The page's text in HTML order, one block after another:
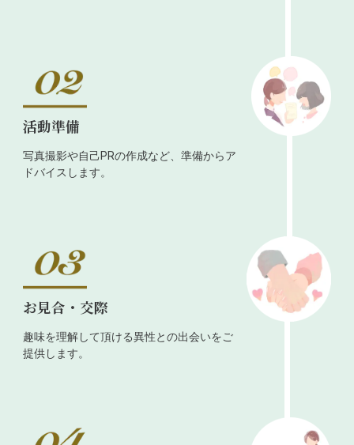
活動準備
写真撮影や自己PRの作成など、準備からア
ドバイスします。
お見合・交際
趣味を理解して頂ける異性との出会いをご
提供します。